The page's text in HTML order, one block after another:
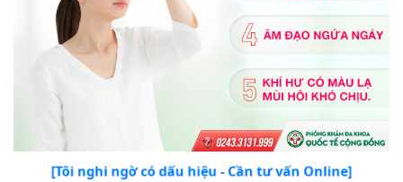
[Tôi nghi ngờ có dấu hiệu - Cần tư vấn Online]